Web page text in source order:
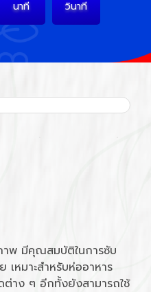
นาที วินาที
าพ มีคุณสมบัติในการซับ
เหมาะสำหรับห่ออาหาร
าง ๆ อีกทั้งยังสามารถใช้